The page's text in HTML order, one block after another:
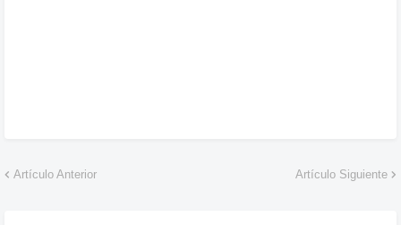
Artículo Anterior Artículo Siguiente